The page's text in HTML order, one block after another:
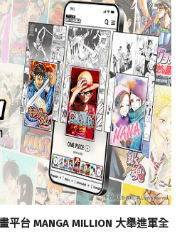
平台 MANGA MILLION 大舉進軍全